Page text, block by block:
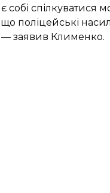
спілкуватися
поліцейські
— заявив Клименко.